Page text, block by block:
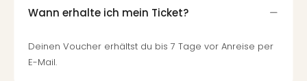
Wann erhalte ich mein Ticket?
Deinen Voucher erhältst du bis 7 Tage vor Anreise per
E-Mail.